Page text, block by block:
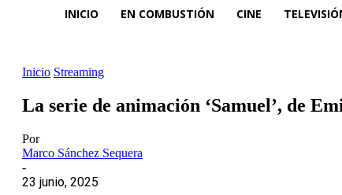
INICIO EN COMBUSTIÓN CINE
Inicio Streaming
La serie de animación ‘Samuel’, de
Por
Marco Sánchez Sequera
-
23 junio, 2025